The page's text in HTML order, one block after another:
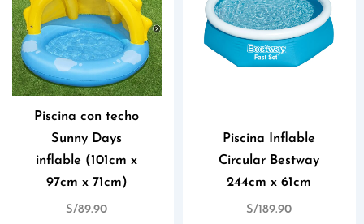
Piscina con techo
Sunny Days
inflable (101cm x
97cm x 71cm)
S/89.90
Piscina Inflable
Circular Bestway
244cm x 61cm
S/189.90